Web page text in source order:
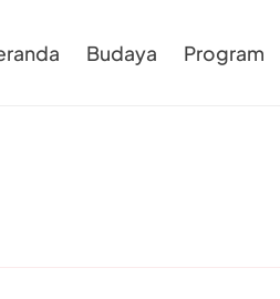
Budaya Program